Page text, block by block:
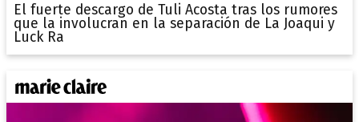
El fuerte descargo de Tuli Acosta tras los rumores
que la involucran en la separación de La Joaqui y
Luck Ra